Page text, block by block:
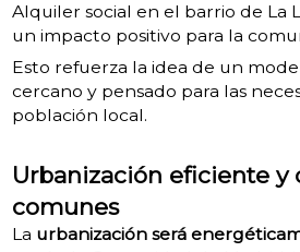
Alquiler social en el barrio de La
un impacto positivo para la
Esto refuerza la idea de un
cercano y pensado para las
población local.
Urbanización eficiente y
comunes
La urbanización será